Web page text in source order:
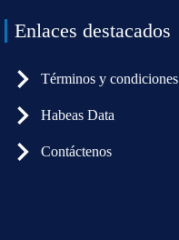
Enlaces destacados
Términos y condiciones
Habeas Data
Contáctenos